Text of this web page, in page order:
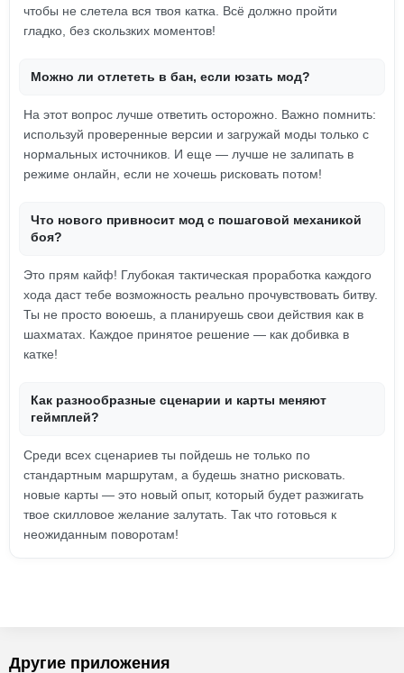
чтобы не слетела вся твоя катка. Всё должно пройти
гладко, без скользких моментов!
Можно ли отлететь в бан, если юзать мод?
На этот вопрос лучше ответить осторожно. Важно помнить:
используй проверенные версии и загружай моды только с
нормальных источников. И еще — лучше не залипать в
режиме онлайн, если не хочешь рисковать потом!
Что нового привносит мод с пошаговой механикой
боя?
Это прям кайф! Глубокая тактическая проработка каждого
хода даст тебе возможность реально прочувствовать битву.
Ты не просто воюешь, а планируешь свои действия как в
шахматах. Каждое принятое решение — как добивка в
катке!
Как разнообразные сценарии и карты меняют
геймплей?
Среди всех сценариев ты пойдешь не только по
стандартным маршрутам, а будешь знатно рисковать.
новые карты — это новый опыт, который будет разжигать
твое скилловое желание залутать. Так что готовься к
неожиданным поворотам!
Другие приложения